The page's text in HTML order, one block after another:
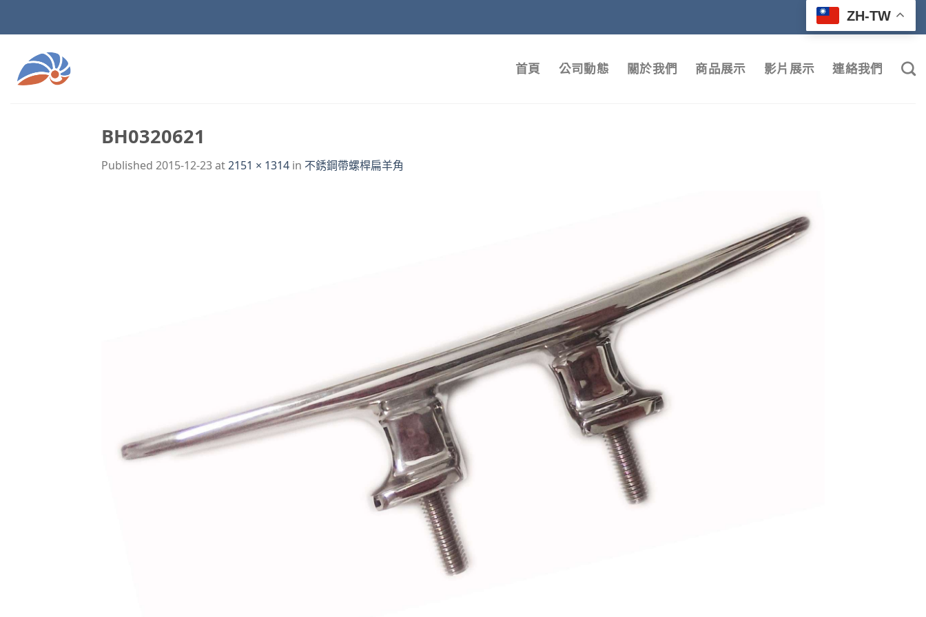
ZH-TW
首頁 公司動態 關於我們 商品展示 影片展示 連絡我們
BH0320621
Published 2015-12-23at2151 × 1314 in 不銹鋼帶螺桿扁羊角